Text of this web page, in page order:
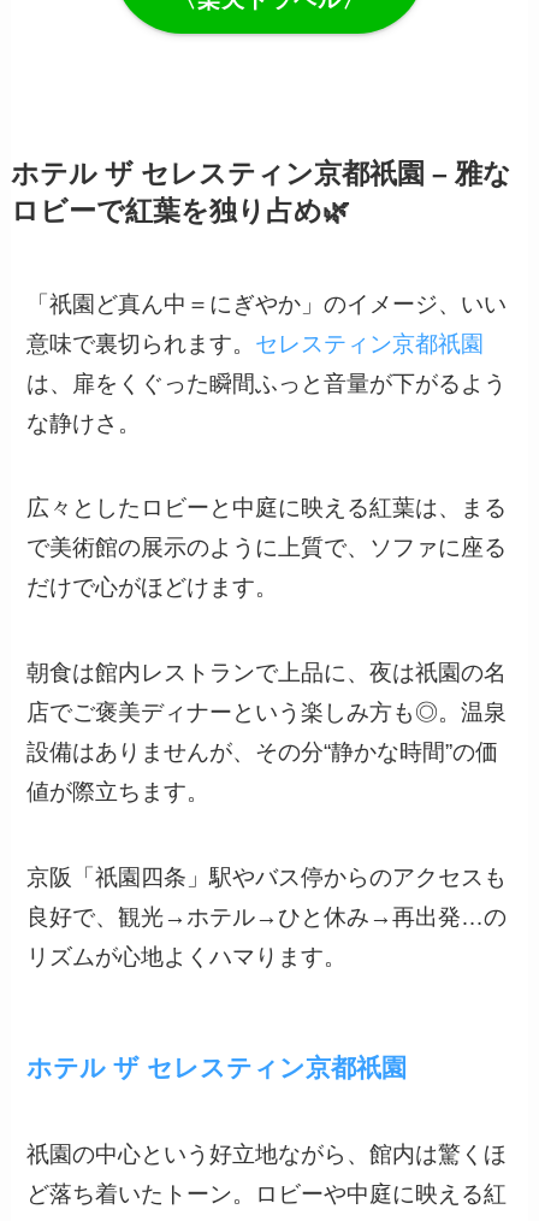
ホテル ザ セレスティン京都祇園 – 雅な
ロビーで紅葉を独り占め🌿
「祇園ど真ん中＝にぎやか」のイメージ、いい
意味で裏切られます。 セレスティン京都祇園
は、扉をくぐった瞬間ふっと音量が下がるよう
な静けさ。
広々としたロビーと中庭に映える紅葉は、まる
で美術館の展示のように上質で、ソファに座る
だけで心がほどけます。
朝食は館内レストランで上品に、夜は祇園の名
店でご褒美ディナーという楽しみ方も◎。温泉
設備はありませんが、その分“静かな時間”の価
値が際立ちます。
京阪「祇園四条」駅やバス停からのアクセスも
良好で、観光→ホテル→ひと休み→再出発…の
リズムが心地よくハマります。
ホテル ザ セレスティン京都祇園
祇園の中心という好立地ながら、館内は驚くほ
ど落ち着いたトーン。ロビーや中庭に映える紅